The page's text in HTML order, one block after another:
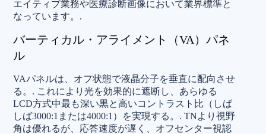
エイティブ業務や医療診断画像において業界標準と
なっています。.
バーティカル・アライメント（VA）パネ
ル
VAパネルは、オフ状態で液晶分子を垂直に配向させ
る。. これにより光を効果的に遮断し、あらゆる
LCD方式中最も深い黒と高いコントラスト比（しば
しば3000:1または4000:1）を実現する。. TNより視野
角は優れるが、応答速度が遅く、オフセンター視認